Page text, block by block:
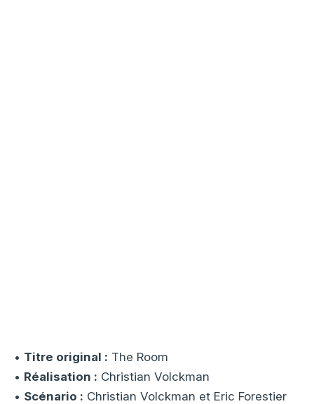
• Titre original : The Room
• Réalisation : Christian Volckman
• Scénario : Christian Volckman et Eric Forestier